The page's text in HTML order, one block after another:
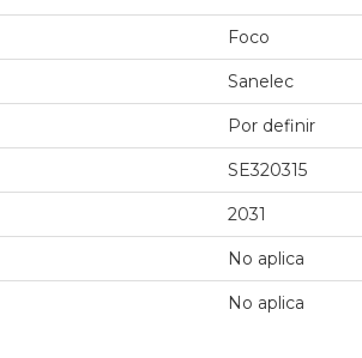
Foco
Sanelec
Por definir
SE320315
2031
No aplica
No aplica